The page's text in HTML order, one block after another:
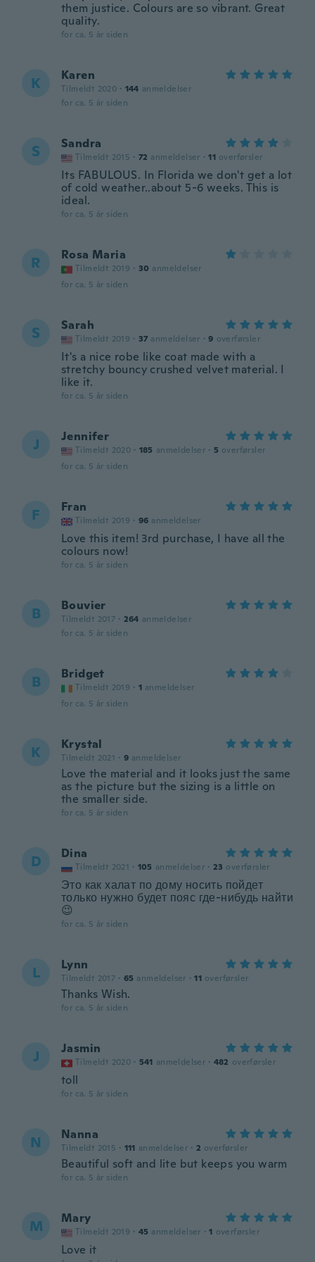
them justice. Colours are so vibrant. Great
quality.
for ca. 5 år siden
K Karen
Tilmeldt 2020 · 144 anmeldelser
for ca. 5 år siden
S Sandra
Tilmeldt 2015 · 72 anmeldelser · 11 overførsler
Its FABULOUS. In Florida we don't get a lot
of cold weather..about 5-6 weeks. This is
ideal.
for ca. 5 år siden
R Rosa Maria
Tilmeldt 2019 · 30 anmeldelser
for ca. 5 år siden
S Sarah
Tilmeldt 2019 · 37 anmeldelser · 9 overførsler
It's a nice robe like coat made with a
stretchy bouncy crushed velvet material. I
like it.
for ca. 5 år siden
J Jennifer
Tilmeldt 2020 · 185 anmeldelser · 5 overførsler
for ca. 5 år siden
F Fran
Tilmeldt 2019 · 96 anmeldelser
Love this item! 3rd purchase, I have all the
colours now!
for ca. 5 år siden
B Bouvier
Tilmeldt 2017 · 264 anmeldelser
for ca. 5 år siden
B Bridget
Tilmeldt 2019 · 1 anmeldelser
for ca. 5 år siden
K Krystal
Tilmeldt 2021 · 9 anmeldelser
Love the material and it looks just the same
as the picture but the sizing is a little on
the smaller side.
for ca. 5 år siden
D Dina
Tilmeldt 2021 · 105 anmeldelser · 23 overførsler
Это как халат по дому носить пойдет
только нужно будет пояс где-нибудь найти
😉
for ca. 5 år siden
L Lynn
Tilmeldt 2017 · 65 anmeldelser · 11 overførsler
Thanks Wish.
for ca. 5 år siden
J Jasmin
Tilmeldt 2020 · 541 anmeldelser · 482 overførsler
toll
for ca. 5 år siden
N Nanna
Tilmeldt 2015 · 111 anmeldelser · 2 overførsler
Beautiful soft and lite but keeps you warm
for ca. 5 år siden
M Mary
Tilmeldt 2019 · 45 anmeldelser · 1 overførsler
Love it